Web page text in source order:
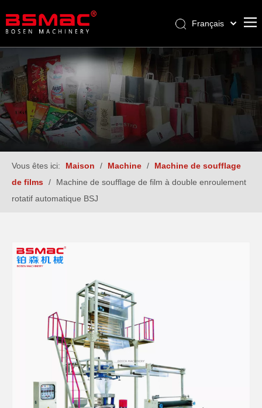
Français
العربية
Pусский
Español
Türk dili
Vous êtes ici: Maison / Machine /
Machine de soufflage
de films
/
Machine de soufflage de film à double enroulement
rotatif automatique BSJ